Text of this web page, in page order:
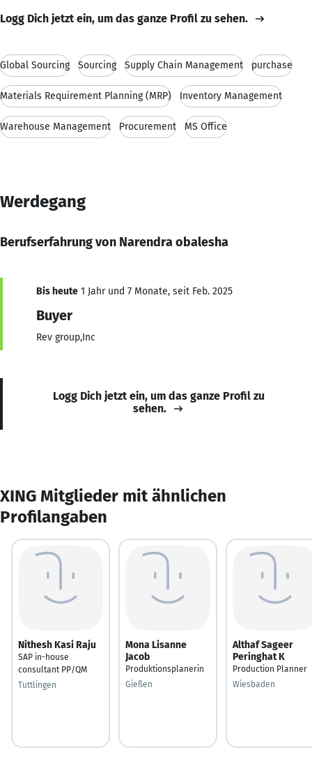
Logg Dich jetzt ein, um das ganze Profil zu sehen.
Global Sourcing Sourcing Supply Chain Management purchase
Materials Requirement Planning (MRP) Inventory Management
Warehouse Management Procurement MS Office
Werdegang
Berufserfahrung von Narendra obalesha
Bis heute 1 Jahr und 7 Monate, seit Feb. 2025
Buyer
Rev group,Inc
Logg Dich jetzt ein, um das ganze Profil zu
sehen.
XING Mitglieder mit ähnlichen
Profilangaben
Nithesh Kasi Raju
SAP in-house
consultant PP/QM
Tuttlingen
Mona Lisanne
Jacob
Produktionsplanerin
Gießen
Althaf Sageer
Peringhat K
Production Planner
Wiesbaden